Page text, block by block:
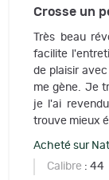
Crosse un
Très beau
facilite
de plaisir
me gène. Je
je l'ai
trouve mieux
Acheté sur
Calibre : 44